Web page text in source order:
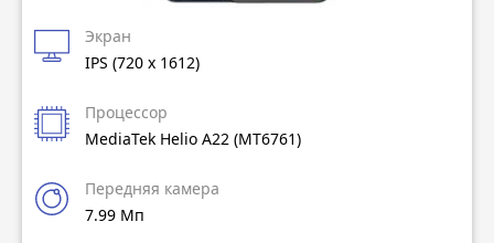
Экран
IPS (720 x 1612)
Процессор
MediaTek Helio A22 (MT6761)
Передняя камера
7.99 Мп